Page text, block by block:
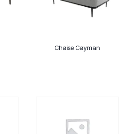
Chaise Cayman